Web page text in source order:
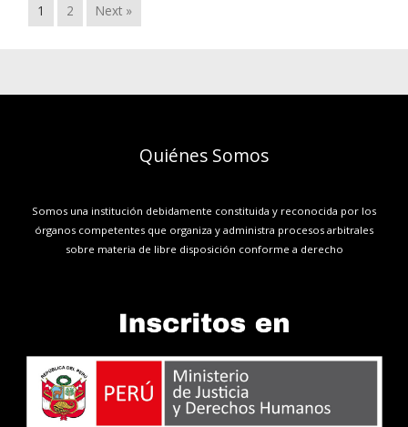
1 2 Next »
Quiénes Somos
Somos una institución debidamente constituida y reconocida por los
órganos competentes que organiza y administra procesos arbitrales
sobre materia de libre disposición conforme a derecho